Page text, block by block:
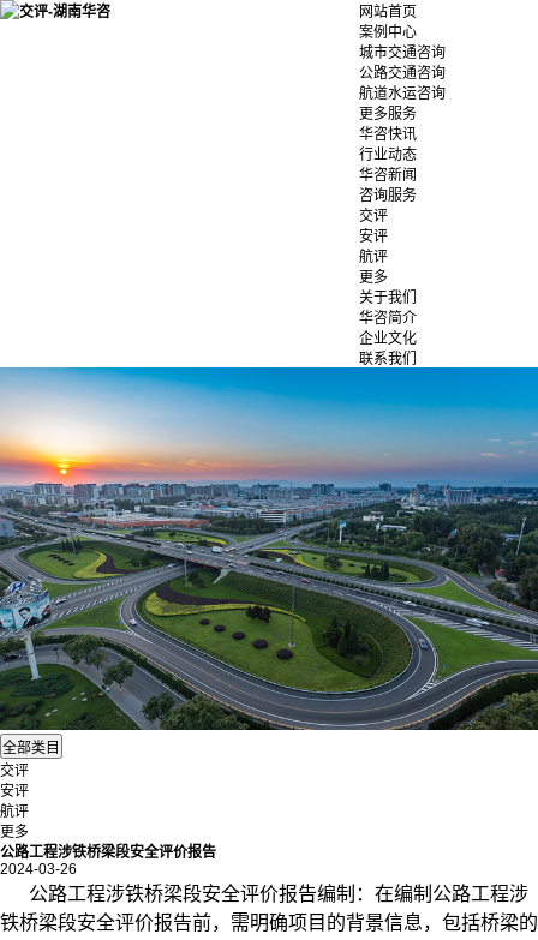
网站首页
案例中心
城市交通咨询
公路交通咨询
航道水运咨询
更多服务
华咨快讯
行业动态
华咨新闻
咨询服务
交评
安评
航评
更多
关于我们
华咨简介
企业文化
联系我们
交评
安评
航评
更多
公路工程涉铁桥梁段安全评价报告
2024-03-26
公路工程涉铁桥梁段安全评价报告编制： 在编制公路工程涉
铁桥梁段安全评价报告前，需明确项目的背景信息，包括桥梁的